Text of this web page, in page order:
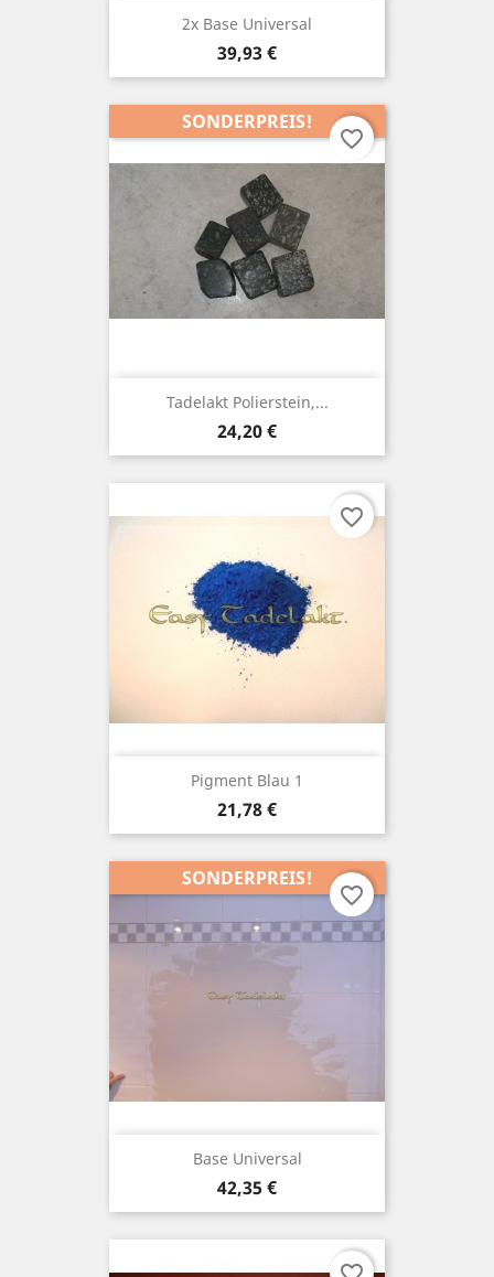
2x Base Universal
Preis
39,93 €
Tadelakt Polierstein,...
Preis
24,20 €
SONDERPREIS!
favorite_border
Pigment Blau 1
Preis
21,78 €
favorite_border
Base Universal
Preis
42,35 €
SONDERPREIS!
favorite_border